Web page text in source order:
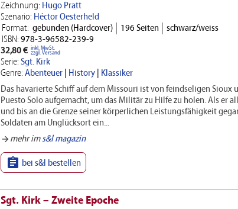
Zeichnung: Hugo Pratt
Szenario: Héctor Oesterheld
Format: gebunden (Hardcover) 196 Seiten
schwarz/weiss
ISBN: 978-3-96582-239-9
32,80 € inkl. MwSt.
zzgl. Versand
Serie: Sgt. Kirk
Genre: Abenteuer History
Klassiker
Das havarierte Schiff auf dem Missouri ist von feindseligen Sioux
Puesto Solo aufgemacht, um das Militär zu Hilfe zu holen. Als er
und bis an die Grenze seiner körperlichen Leistungsfähigkeit
Soldaten am Unglücksort ein...
arrow_forward mehr ims&l magazin
 bei s&l bestellen
Sgt. Kirk – Zweite Epoche